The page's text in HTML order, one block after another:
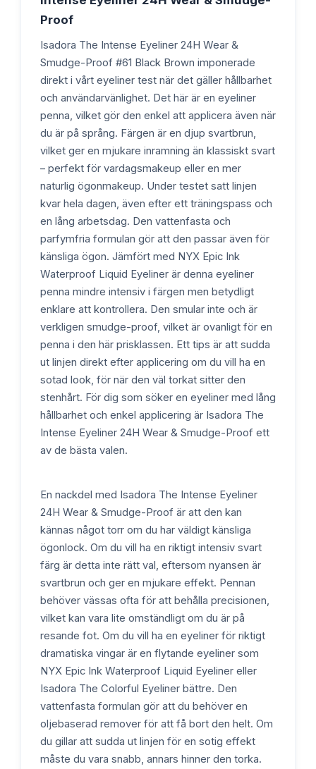
Proof
Isadora The Intense Eyeliner 24H Wear &
Smudge-Proof #61 Black Brown imponerade
direkt i vårt eyeliner test när det gäller hållbarhet
och användarvänlighet. Det här är en eyeliner
penna, vilket gör den enkel att applicera även när
du är på språng. Färgen är en djup svartbrun,
vilket ger en mjukare inramning än klassiskt svart
– perfekt för vardagsmakeup eller en mer
naturlig ögonmakeup. Under testet satt linjen
kvar hela dagen, även efter ett träningspass och
en lång arbetsdag. Den vattenfasta och
parfymfria formulan gör att den passar även för
känsliga ögon. Jämfört med NYX Epic Ink
Waterproof Liquid Eyeliner är denna eyeliner
penna mindre intensiv i färgen men betydligt
enklare att kontrollera. Den smular inte och är
verkligen smudge-proof, vilket är ovanligt för en
penna i den här prisklassen. Ett tips är att sudda
ut linjen direkt efter applicering om du vill ha en
sotad look, för när den väl torkat sitter den
stenhårt. För dig som söker en eyeliner med lång
hållbarhet och enkel applicering är Isadora The
Intense Eyeliner 24H Wear & Smudge-Proof ett
av de bästa valen.
En nackdel med Isadora The Intense Eyeliner
24H Wear & Smudge-Proof är att den kan
kännas något torr om du har väldigt känsliga
ögonlock. Om du vill ha en riktigt intensiv svart
färg är detta inte rätt val, eftersom nyansen är
svartbrun och ger en mjukare effekt. Pennan
behöver vässas ofta för att behålla precisionen,
vilket kan vara lite omständligt om du är på
resande fot. Om du vill ha en eyeliner för riktigt
dramatiska vingar är en flytande eyeliner som
NYX Epic Ink Waterproof Liquid Eyeliner eller
Isadora The Colorful Eyeliner bättre. Den
vattenfasta formulan gör att du behöver en
oljebaserad remover för att få bort den helt. Om
du gillar att sudda ut linjen för en sotig effekt
måste du vara snabb, annars hinner den torka.